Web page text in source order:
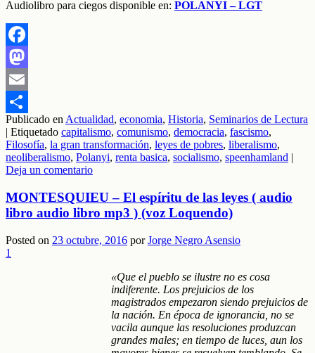
Audiolibro para ciegos disponible en: POLANYI – LGT
Facebook
Mastodon
Email
Compartir
Publicado en Actualidad, economia, Historia, Seminarios de Lectura
| Etiquetado capitalismo, comunismo, democracia, fascismo,
Filosofía, la gran transformación, leyes de pobres, liberalismo,
neoliberalismo, Polanyi, renta basica, socialismo, speenhamland |
Deja un comentario
MONTESQUIEU – El espíritu de las leyes ( audio
libro audio libro mp3 ) (voz Loquendo)
Posted on 23 octubre, 2016 porJorge Negro Asensio
1
«Que el pueblo se ilustre no es cosa
indiferente. Los prejuicios de los
magistrados empezaron siendo prejuicios de
la nación. En época de ignorancia, no se
vacila aunque las resoluciones produzcan
grandes males; en tiempo de luces, aun los